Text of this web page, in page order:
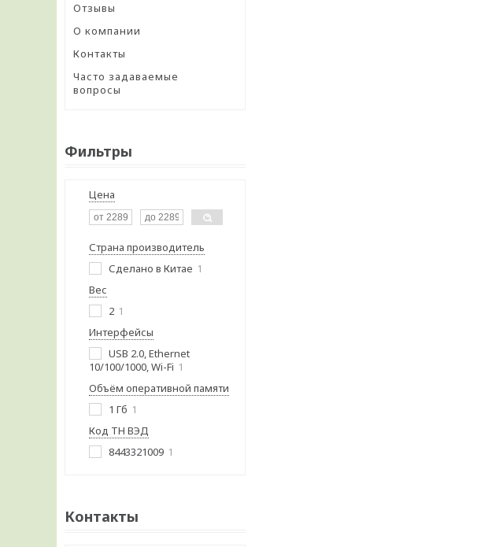
Отзывы
О компании
Контакты
Часто задаваемые
вопросы
Фильтры
Цена
Страна производитель
Сделано в Китае 1
Вес
2 1
Интерфейсы
USB 2.0, Ethernet
10/100/1000, Wi-Fi 1
Объём оперативной памяти
1 Гб 1
Код ТН ВЭД
8443321009 1
Контакты